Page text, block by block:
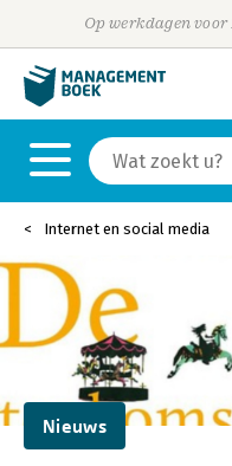
Op werkdagen
Internet en social media
Nieuws